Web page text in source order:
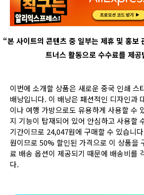
“본 사이트의 콘텐츠 중 일부는 제휴 및 홍보
트너스 활동으로 수수료를 제공
이번에 소개할 상품은 새로운 중국 인쇄 스
배낭입니다. 이 배낭은 패션적인 디자인과
이나 여행 가방으로도 유용하게 사용할 수
지 기능이 탑재되어 있어 안심하고 사용할
기간이므로 24,047원에 구매할 수 있습니
원이므로 50% 할인된 가격으로 이 상품을
료 배송 옵션이 제공되기 때문에 배송비를
다.